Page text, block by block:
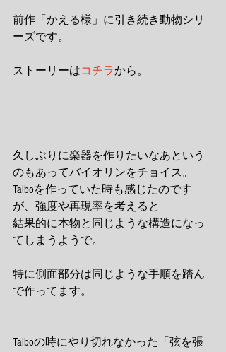
前作「かえる様」に引き続き動物シリ
ーズです。
ストーリーはコチラから。
久しぶりに楽器を作りたいなあという
のもあってバイオリンをチョイス。
Talboを作っていた時も感じたのです
が、強度や再現率を考えると
結果的に本物と同じような構造になっ
てしまうようで。
特に側面部分は同じような手順を踏ん
で作ってます。
Talboの時にやり切れなかった「弦を張